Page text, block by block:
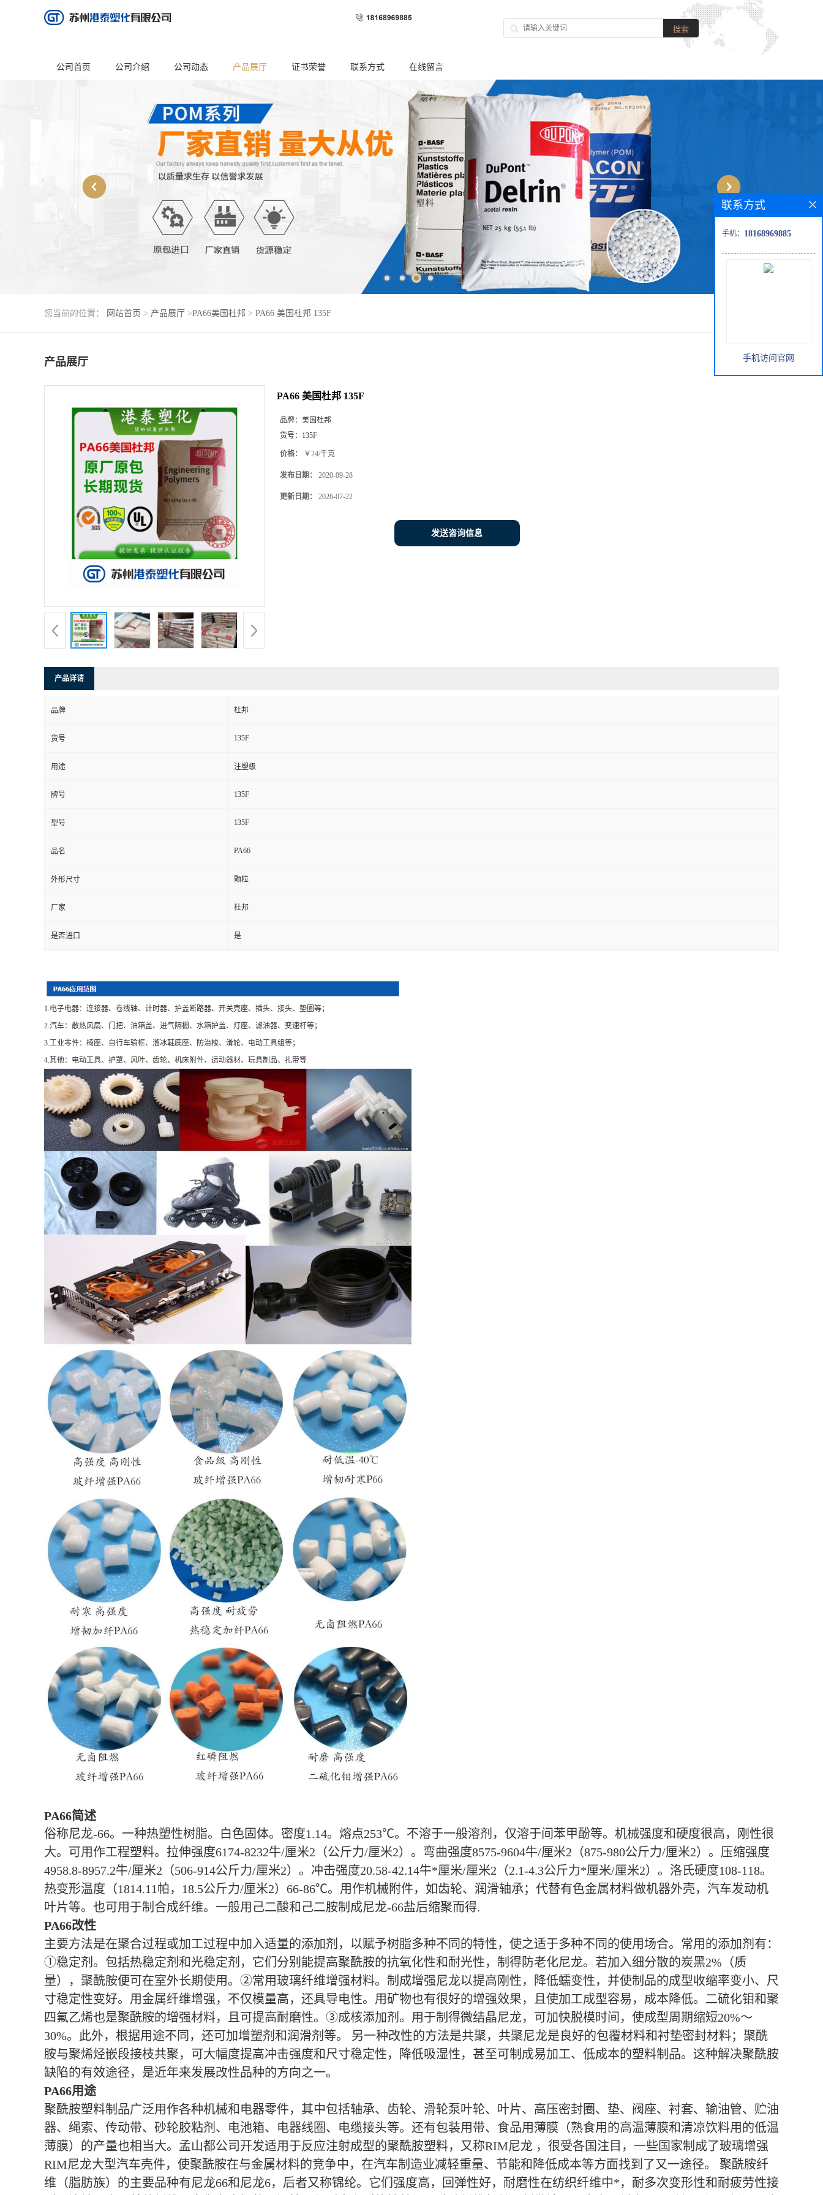
公司首页 公司介绍 公司动态 产品展厅 证书荣誉 联系方式 在线留言
您当前的位置： 网站首页 > 产品展厅 >PA66美国杜邦 > PA66 美国杜邦 135F
产品展厅
PA66 美国杜邦 135F
品牌： 美国杜邦
货号： 135F
价格： ￥24/千克
发布日期： 2020-09-28
更新日期： 2026-07-22
发送咨询信息
产品详请
品牌 杜邦
货号 135F
用途 注塑级
牌号 135F
型号 135F
品名 PA66
外形尺寸 颗粒
厂家 杜邦
是否进口 是
1.电子电器：连接器、卷线轴、计时器、护盖断路器、开关壳座、插头、接头、垫圈等；
2.汽车：散热风扇、门把、油箱盖、进气隔栅、水箱护盖、灯座、滤油器、变速杆等；
3.工业零件：椅座、自行车输框、溜冰鞋底座、防治梭、滑轮、电动工具组等；
4.其他：电动工具、护罩、风叶、齿轮、机床附件、运动器材、玩具制品、扎带等
PA66简述
俗称尼龙-66。一种热塑性树脂。白色固体。密度1.14。熔点253℃。不溶于一般溶剂，仅溶于间苯甲酚等。机械强度和硬度很高，刚性很
大。可用作工程塑料。拉伸强度6174-8232牛/厘米2（公斤力/厘米2）。弯曲强度8575-9604牛/厘米2（875-980公斤力/厘米2）。压缩强度
4958.8-8957.2牛/厘米2（506-914公斤力/厘米2）。冲击强度20.58-42.14牛*厘米/厘米2（2.1-4.3公斤力*厘米/厘米2）。洛氏硬度108-118。
热变形温度（1814.11帕，18.5公斤力/厘米2）66-86℃。用作机械附件，如齿轮、润滑轴承；代替有色金属材料做机器外壳，汽车发动机
叶片等。也可用于制合成纤维。一般用己二酸和己二胺制成尼龙-66盐后缩聚而得.
PA66改性
主要方法是在聚合过程或加工过程中加入适量的添加剂，以赋予树脂多种不同的特性，使之适于多种不同的使用场合。常用的添加剂有：
①稳定剂。包括热稳定剂和光稳定剂，它们分别能提高聚酰胺的抗氧化性和耐光性，制得防老化尼龙。若加入细分散的炭黑2%（质
量），聚酰胺便可在室外长期使用。②常用玻璃纤维增强材料。制成增强尼龙以提高刚性，降低蠕变性，并使制品的成型收缩率变小、尺
寸稳定性变好。用金属纤维增强，不仅模量高，还具导电性。用矿物也有很好的增强效果，且使加工成型容易，成本降低。二硫化钼和聚
四氟乙烯也是聚酰胺的增强材料，且可提高耐磨性。③成核添加剂。用于制得微结晶尼龙，可加快脱模时间，使成型周期缩短20%～
30%。此外，根据用途不同，还可加增塑剂和润滑剂等。 另一种改性的方法是共聚，共聚尼龙是良好的包覆材料和衬垫密封材料；聚酰
胺与聚烯烃嵌段接枝共聚，可大幅度提高冲击强度和尺寸稳定性，降低吸湿性，甚至可制成易加工、低成本的塑料制品。这种解决聚酰胺
缺陷的有效途径，是近年来发展改性品种的方向之一。
PA66用途
聚酰胺塑料制品广泛用作各种机械和电器零件，其中包括轴承、齿轮、滑轮泵叶轮、叶片、高压密封圈、垫、阀座、衬套、输油管、贮油
器、绳索、传动带、砂轮胶粘剂、电池箱、电器线圈、电缆接头等。还有包装用带、食品用薄膜（熟食用的高温薄膜和清凉饮料用的低温
薄膜）的产量也相当大。孟山都公司开发适用于反应注射成型的聚酰胺塑料，又称RIM尼龙 ，很受各国注目，一些国家制成了玻璃增强
RIM尼龙大型汽车壳件，使聚酰胺在与金属材料的竞争中，在汽车制造业减轻重量、节能和降低成本等方面找到了又一途径。 聚酰胺纤
维（脂肪族）的主要品种有尼龙66和尼龙6，后者又称锦纶。它们强度高，回弹性好，耐磨性在纺织纤维中*，耐多次变形性和耐疲劳性接
联系方式
手机： 18168969885
手机访问官网